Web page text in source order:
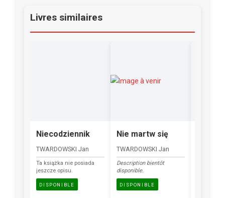
Livres similaires
Niecodziennik
TWARDOWSKI Jan
Ta książka nie posiada
jeszcze opisu.
DISPONIBLE
Nie martw się
TWARDOWSKI Jan
Description bientôt
disponible.
DISPONIBLE